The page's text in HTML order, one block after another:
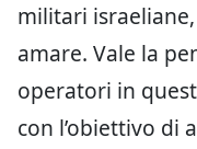
militari
amare. Vale la
operatori in
con l’obiettivo di